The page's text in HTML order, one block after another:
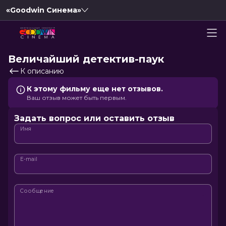
«Goodwin Синема»
Величайший детектив-паук
К описанию
К этому фильму еще нет отзывов.
Ваш отзыв может быть первым.
Задать вопрос или оставить отзыв
Имя
E-mail
Сообщение